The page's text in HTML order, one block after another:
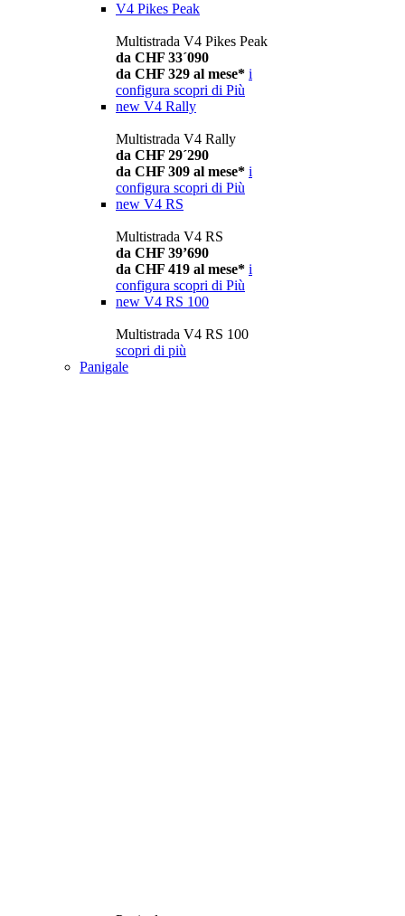
V4 Pikes Peak
Multistrada V4 Pikes Peak
da CHF 33´090
da CHF 329 al mese* i
configura scopri di Più
new V4 Rally
Multistrada V4 Rally
da CHF 29´290
da CHF 309 al mese* i
configura scopri di Più
new V4 RS
Multistrada V4 RS
da CHF 39’690
da CHF 419 al mese* i
configura scopri di Più
new V4 RS 100
Multistrada V4 RS 100
scopri di più
Panigale